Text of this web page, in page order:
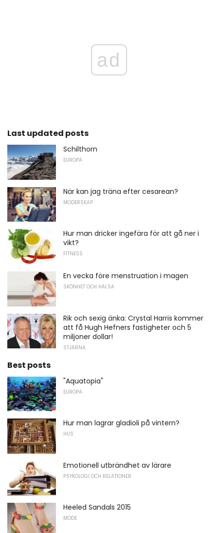
ad
Last updated posts
Schilthorn
EUROPA
När kan jag träna efter cesarean?
MODERSKAP
Hur man dricker ingefära för att gå ner i
vikt?
FITNESS
En vecka före menstruation i magen
SKÖNHET OCH HÄLSA
Rik och sexig änka: Crystal Harris kommer
att få Hugh Hefners fastigheter och 5
miljoner dollar!
STJÄRNA
Best posts
"Aquatopia"
EUROPA
Hur man lagrar gladioli på vintern?
HUS
Emotionell utbrändhet av lärare
PSYKOLOGI OCH RELATIONER
Heeled Sandals 2015
MODE